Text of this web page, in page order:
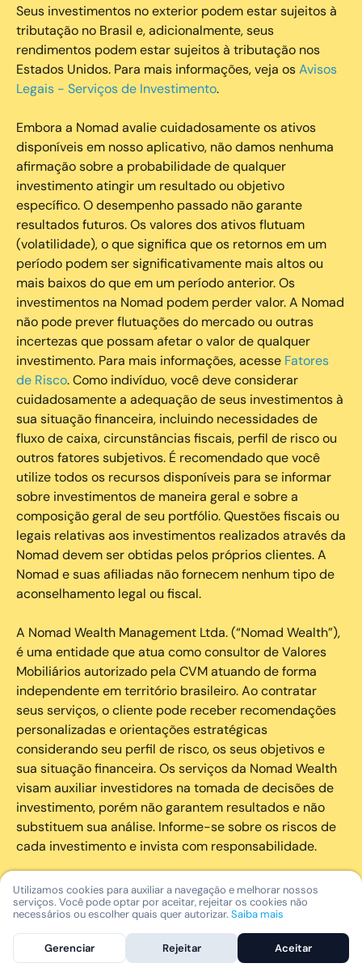
Seus investimentos no exterior podem estar sujeitos à
tributação no Brasil e, adicionalmente, seus
rendimentos podem estar sujeitos à tributação nos
Estados Unidos. Para mais informações, veja osAvisos
Legais - Serviços de Investimento.
Embora a Nomad avalie cuidadosamente os ativos
disponíveis em nosso aplicativo, não damos nenhuma
afirmação sobre a probabilidade de qualquer
investimento atingir um resultado ou objetivo
específico. O desempenho passado não garante
resultados futuros. Os valores dos ativos flutuam
(volatilidade), o que significa que os retornos em um
período podem ser significativamente mais altos ou
mais baixos do que em um período anterior. Os
investimentos na Nomad podem perder valor. A Nomad
não pode prever flutuações do mercado ou outras
incertezas que possam afetar o valor de qualquer
investimento. Para mais informações, acesse Fatores
de Risco. Como indivíduo, você deve considerar
cuidadosamente a adequação de seus investimentos à
sua situação financeira, incluindo necessidades de
fluxo de caixa, circunstâncias fiscais, perfil de risco ou
outros fatores subjetivos. É recomendado que você
utilize todos os recursos disponíveis para se informar
sobre investimentos de maneira geral e sobre a
composição geral de seu portfólio. Questões fiscais ou
legais relativas aos investimentos realizados através da
Nomad devem ser obtidas pelos próprios clientes. A
Nomad e suas afiliadas não fornecem nenhum tipo de
aconselhamento legal ou fiscal.
A Nomad Wealth Management Ltda. (“Nomad Wealth”),
é uma entidade que atua como consultor de Valores
Mobiliários autorizado pela CVM atuando de forma
independente em território brasileiro. Ao contratar
seus serviços, o cliente pode receber recomendações
personalizadas e orientações estratégicas
considerando seu perfil de risco, os seus objetivos e
sua situação financeira. Os serviços da Nomad Wealth
visam auxiliar investidores na tomada de decisões de
investimento, porém não garantem resultados e não
substituem sua análise. Informe-se sobre os riscos de
cada investimento e invista com responsabilidade.
As marcas registradas, logotipos e marcas de serviço
que aparecem nos Serviços, incluindo, mas não se
limitando à marca registrada “Nomad” são marcas
registradas e marcas de serviço da Nomad. Outros
nomes de empresas, nomes de produtos e nomes de
Utilizamos cookies para auxiliar a navegação e melhorar nossos
serviços. Você pode optar por aceitar, rejeitar os cookies não
necessários ou escolher quais quer autorizar. Saiba mais
Gerenciar Rejeitar Aceitar